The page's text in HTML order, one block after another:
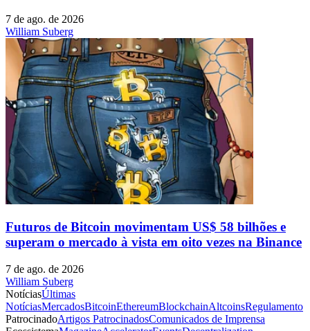
7 de ago. de 2026
William Suberg
Futuros de Bitcoin movimentam US$ 58 bilhões e
superam o mercado à vista em oito vezes na Binance
7 de ago. de 2026
William Suberg
NotíciasÚltimas
NotíciasMercadosBitcoinEthereumBlockchainAltcoinsRegulamento
PatrocinadoArtigos PatrocinadosComunicados de Imprensa